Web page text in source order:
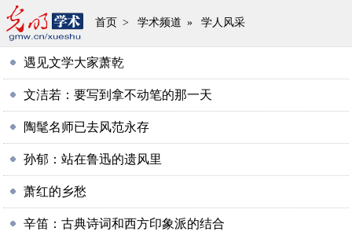
首页 > 学术频道 » 学人风采
遇见文学大家萧乾
文洁若：要写到拿不动笔的那一天
陶髦名师已去风范永存
孙郁：站在鲁迅的遗风里
萧红的乡愁
辛笛：古典诗词和西方印象派的结合